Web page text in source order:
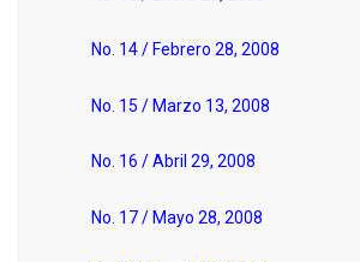
No. 14 / Febrero 28, 2008
No. 15 / Marzo 13, 2008
No. 16 / Abril 29, 2008
No. 17 / Mayo 28, 2008